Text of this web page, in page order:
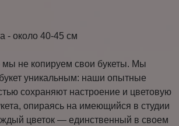
- около 40-45 см
не копируем свои букеты. Мы
уникальным: наши опытные
сохраняют настроение и цветовую
опираясь на имеющийся в студии
цветок — единственный в своем